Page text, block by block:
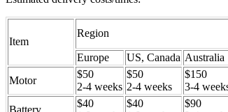
Item
Region
Europe US, Canada Australia
Motor
$50
2-4 weeks
$50
2-4 weeks
$150
3-4
Battery
$40
$40
$90